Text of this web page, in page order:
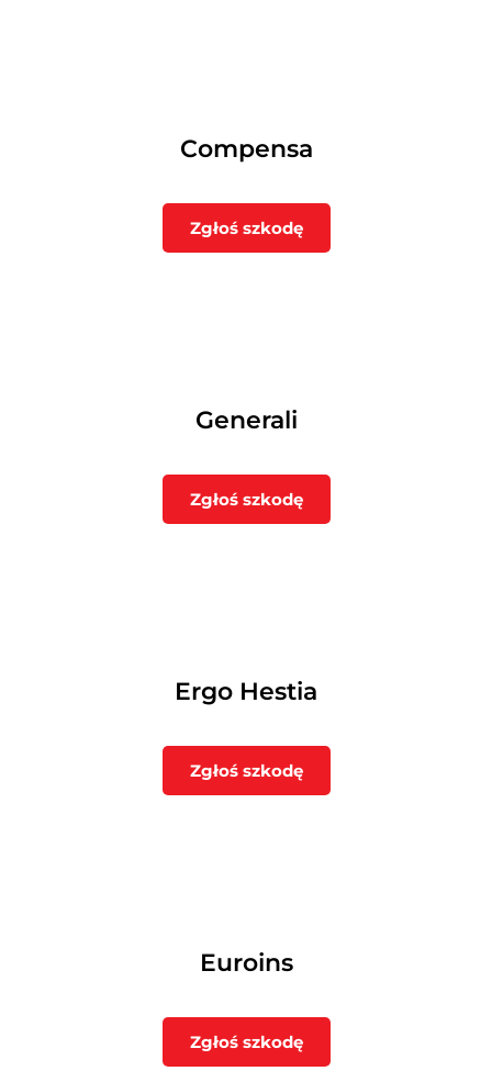
Compensa
Zgłoś szkodę
Generali
Zgłoś szkodę
Ergo Hestia
Zgłoś szkodę
Euroins
Zgłoś szkodę